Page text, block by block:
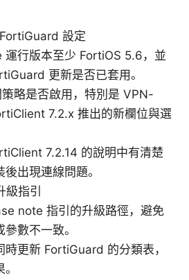
設定
運行版本至少 FortiOS 5.6，並
更新是否已套用。
略是否啟用，特別是 VPN-
7.2.x 推出的新欄位與選
7.2.14 的說明中有清楚
出現連線問題。
指引
note 指引的升級路徑，避免
數不一致。
時更新 FortiGuard 的分類表，